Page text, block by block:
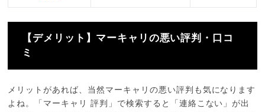
【デメリット】マーキャリの悪い評判・口コ
ミ
メリットがあれば、当然マーキャリの悪い評判も気になります
よね。「マーキャリ 評判」で検索すると「連絡こない」が出